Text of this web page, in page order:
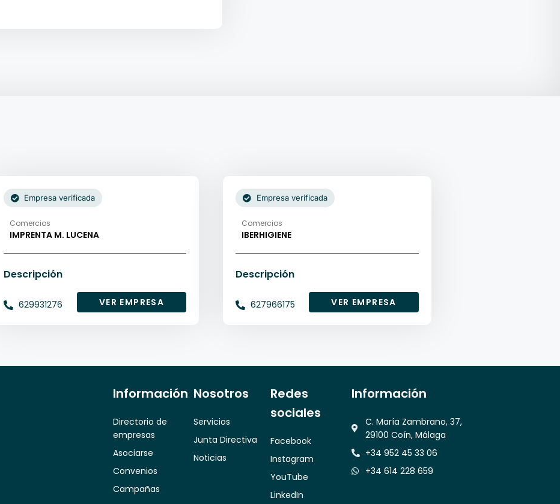
Comercios
IMPRENTA M. LUCENA
Descripción
629931276 VER EMPRESA
Empresa verificada
Comercios
IBERHIGIENE
Descripción
627966175 VER EMPRESA
Empresa verificada
Información
Directorio de
empresas
Asociarse
Convenios
Campañas
Nosotros
Servicios
Junta Directiva
Noticias
Redes
sociales
Facebook
Instagram
YouTube
LinkedIn
Información
C. María Zambrano, 37,
29100 Coín, Málaga
+34 952 45 33 06
+34 614 228 659